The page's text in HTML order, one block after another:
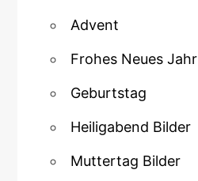
Advent
Frohes Neues Jahr
Geburtstag
Heiligabend Bilder
Muttertag Bilder